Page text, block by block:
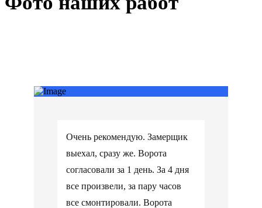
Очень рекомендую. Замерщик
выехал, сразу же. Ворота
согласовали за 1 день. За 4 дня
все произвели, за пару часов
все смонтировали. Ворота